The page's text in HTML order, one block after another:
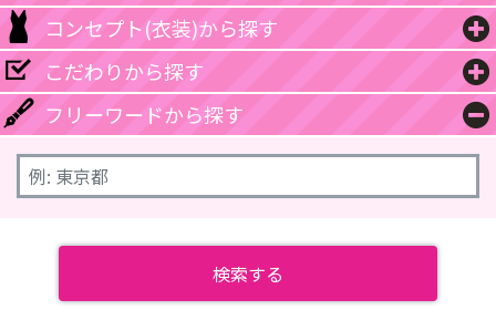
コンセプト(衣装)から探す
こだわりから探す
フリーワードから探す